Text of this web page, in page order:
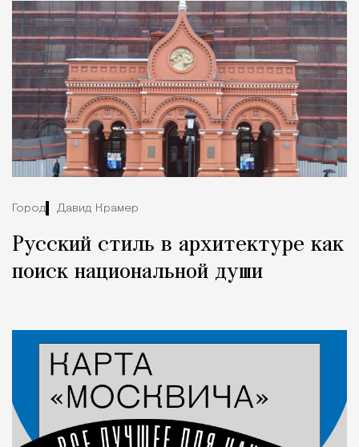
Город Давид Крамер
Русский стиль в архитектуре как
поиск национальной души